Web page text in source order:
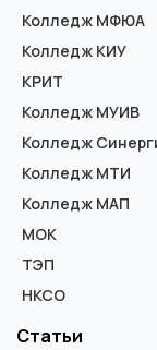
Колледж МФЮА
Колледж КИУ
КРИТ
Колледж МУИВ
Колледж
Колледж МТИ
Колледж МАП
МОК
ТЭП
НКСО
Статьи